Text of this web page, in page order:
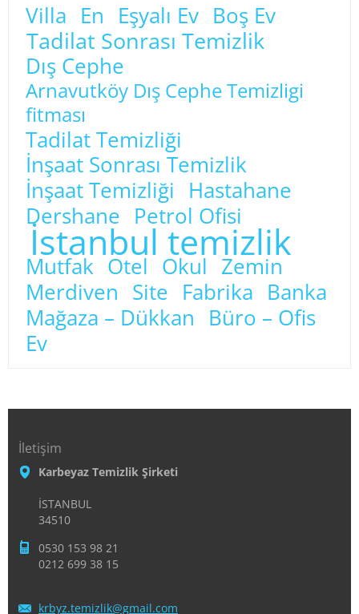
Villa En Eşyalı Ev Boş Ev
Tadilat Sonrası Temizlik
Dış Cephe
Arnavutköy Dış Cephe Temizligi
fitması
Tadilat Temizliği
İnşaat Sonrası Temizlik
İnşaat Temizliği Hastahane
Dershane Petrol Ofisi
İstanbul temizlik
Mutfak Otel Okul Zemin
Merdiven Site Fabrika Banka
Mağaza – Dükkan Büro – Ofis
Ev
İletişim
Karbeyaz Temizlik Şirketi
İSTANBUL
34510
0530 153 98 21
0212 699 38 15
krbyz.temizlik@gmail.com